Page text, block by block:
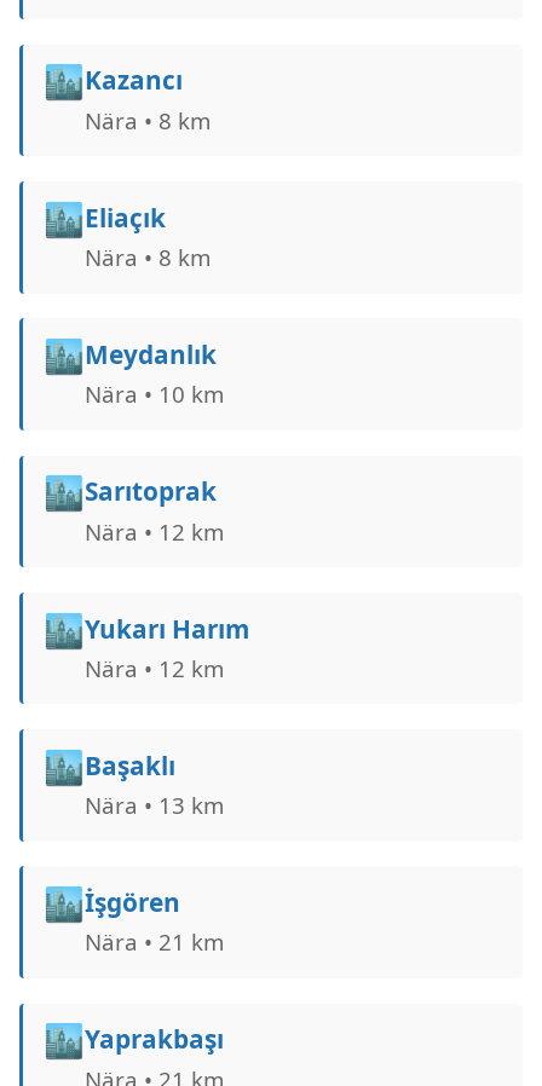
🏙️Kazancı
Nära • 8 km
🏙️Eliaçık
Nära • 8 km
🏙️Meydanlık
Nära • 10 km
🏙️Sarıtoprak
Nära • 12 km
🏙️Yukarı Harım
Nära • 12 km
🏙️Başaklı
Nära • 13 km
🏙️İşgören
Nära • 21 km
🏙️Yaprakbaşı
Nära • 21 km